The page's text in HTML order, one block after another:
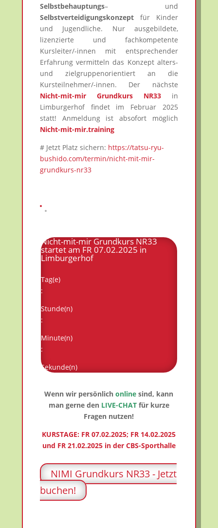
Selbstbehauptungs– und
Selbstverteidigungskonzept für Kinder
und Jugendliche. Nur ausgebildete,
lizenzierte und fachkompetente
Kursleiter/-innen mit entsprechender
Erfahrung vermitteln das Konzept alters-
und zielgruppenorientiert an die
Kursteilnehmer/-innen. Der nächste
Nicht-mit-mir Grundkurs NR33in
Limburgerhof findet im Februar 2025
statt! Anmeldung ist absofort möglich
Nicht-mit-mir.training
# Jetzt Platz sichern: https://tatsu-ryu-
bushido.com/termin/nicht-mit-mir-
grundkurs-nr33
Nicht-mit-mir Grundkurs NR33
startet am FR 07.02.2025 in
Limburgerhof
Tag(e)
:
Stunde(n)
:
Minute(n)
:
Sekunde(n)
Wenn wir persönlichonline sind, kann
man gerne den LIVE-CHATfür kurze
Fragen nutzen!
KURSTAGE: FR 07.02.2025; FR 14.02.2025
und FR 21.02.2025 in der CBS-Sporthalle
NIMI Grundkurs NR33 - Jetzt
buchen!